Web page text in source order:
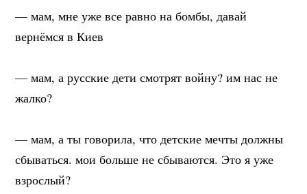
— мам, мне уже все равно на бомбы, давай
вернёмся в Киев
— мам, а русские дети смотрят войну? им нас не
жалко?
— мам, а ты говорила, что детские мечты должны
сбываться. мои больше не сбываются. Это я уже
взрослый?